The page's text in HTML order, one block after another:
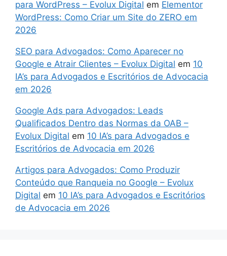
para WordPress – Evolux Digital em Elementor
WordPress: Como Criar um Site do ZERO em
2026
SEO para Advogados: Como Aparecer no
Google e Atrair Clientes – Evolux Digital em 10
IA’s para Advogados e Escritórios de Advocacia
em 2026
Google Ads para Advogados: Leads
Qualificados Dentro das Normas da OAB –
Evolux Digital em 10 IA’s para Advogados e
Escritórios de Advocacia em 2026
Artigos para Advogados: Como Produzir
Conteúdo que Ranqueia no Google – Evolux
Digital em 10 IA’s para Advogados e Escritórios
de Advocacia em 2026